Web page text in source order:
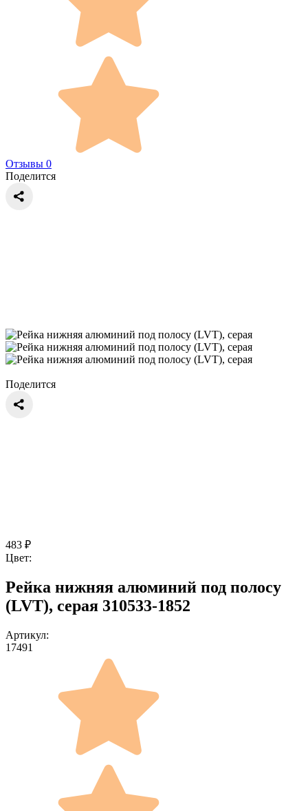
Отзывы 0
Поделится
Поделится
483 ₽
Цвет:
Рейка нижняя алюминий под полосу
(LVT), серая 310533-1852
Артикул:
17491